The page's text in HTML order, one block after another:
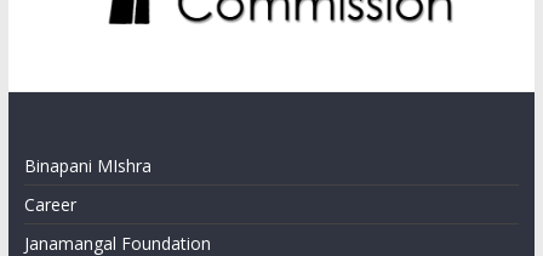
Binapani MIshra
Career
Janamangal Foundation